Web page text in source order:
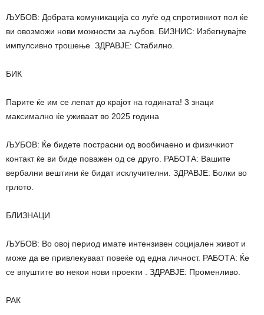
ЉУБОВ: Добрата комуникација со луѓе од спротивниот пол ќе
ви овозможи нови можности за љубов. БИЗНИС: Избегнувајте
импулсивно трошење ЗДРАВЈЕ: Стабилно.
БИК
Парите ќе им се лепат до крајот на годината! 3 знаци
максимално ќе уживаат во 2025 година
ЉУБОВ: Ќе бидете пострасни од вообичаено и физичкиот
контакт ќе ви биде поважен од се друго. РАБОТА: Вашите
вербални вештини ќе бидат исклучителни. ЗДРАВЈЕ: Болки во
грлото.
БЛИЗНАЦИ
ЉУБОВ: Во овој период имате интензивен социјален живот и
може да ве привлекуваат повеќе од една личност. РАБОТА: Ќе
се впуштите во некои нови проекти . ЗДРАВЈЕ: Променливо.
РАК